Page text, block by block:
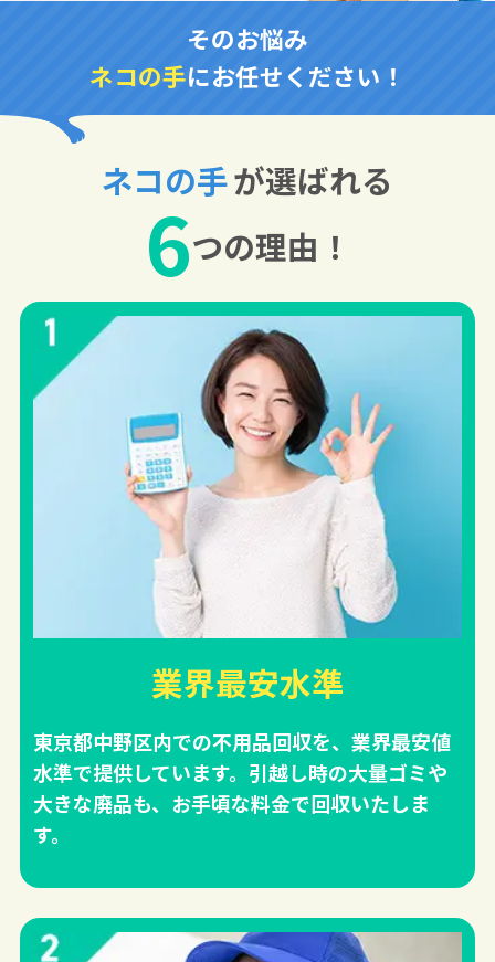
そのお悩み
ネコの手にお任せください！
ネコの手が選ばれる
6つの理由！
業界最安水準
東京都中野区内での不用品回収を、業界最安値
水準で提供しています。引越し時の大量ゴミや
大きな廃品も、お手頃な料金で回収いたしま
す。